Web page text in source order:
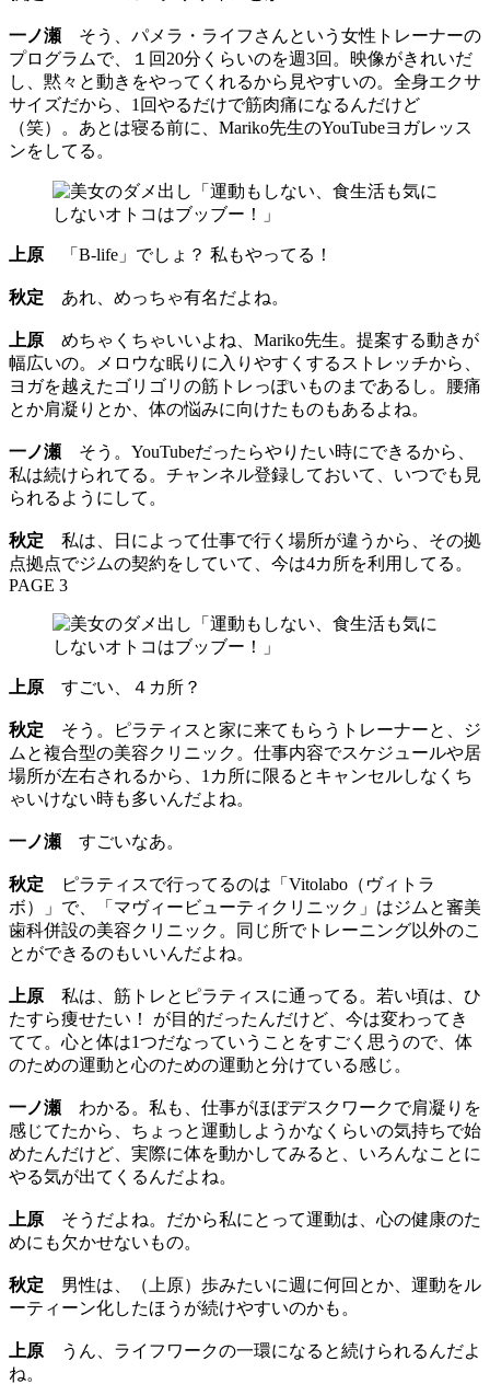
一ノ瀬 そう、パメラ・ライフさんという女性トレーナーの
プログラムで、１回20分くらいのを週3回。映像がきれいだ
し、黙々と動きをやってくれるから見やすいの。全身エクサ
サイズだから、1回やるだけで筋肉痛になるんだけど
（笑）。あとは寝る前に、Mariko先生のYouTubeヨガレッス
ンをしてる。
上原 「B‐life」でしょ？ 私もやってる！
秋定 あれ、めっちゃ有名だよね。
上原 めちゃくちゃいいよね、Mariko先生。提案する動きが
幅広いの。メロウな眠りに入りやすくするストレッチから、
ヨガを越えたゴリゴリの筋トレっぽいものまであるし。腰痛
とか肩凝りとか、体の悩みに向けたものもあるよね。
一ノ瀬 そう。YouTubeだったらやりたい時にできるから、
私は続けられてる。チャンネル登録しておいて、いつでも見
られるようにして。
秋定 私は、日によって仕事で行く場所が違うから、その拠
点拠点でジムの契約をしていて、今は4カ所を利用してる。
PAGE 3
上原 すごい、４カ所？
秋定 そう。ピラティスと家に来てもらうトレーナーと、ジ
ムと複合型の美容クリニック。仕事内容でスケジュールや居
場所が左右されるから、1カ所に限るとキャンセルしなくち
ゃいけない時も多いんだよね。
一ノ瀬 すごいなあ。
秋定 ピラティスで行ってるのは「Vitolabo（ヴィトラ
ボ）」で、「マヴィービューティクリニック」はジムと審美
歯科併設の美容クリニック。同じ所でトレーニング以外のこ
とができるのもいいんだよね。
上原 私は、筋トレとピラティスに通ってる。若い頃は、ひ
たすら痩せたい！ が目的だったんだけど、今は変わってき
てて。心と体は1つだなっていうことをすごく思うので、体
のための運動と心のための運動と分けている感じ。
一ノ瀬 わかる。私も、仕事がほぼデスクワークで肩凝りを
感じてたから、ちょっと運動しようかなくらいの気持ちで始
めたんだけど、実際に体を動かしてみると、いろんなことに
やる気が出てくるんだよね。
上原 そうだよね。だから私にとって運動は、心の健康のた
めにも欠かせないもの。
秋定 男性は、（上原）歩みたいに週に何回とか、運動をル
ーティーン化したほうが続けやすいのかも。
上原 うん、ライフワークの一環になると続けられるんだよ
ね。